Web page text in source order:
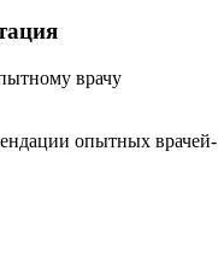
врачу
опытных врачей-